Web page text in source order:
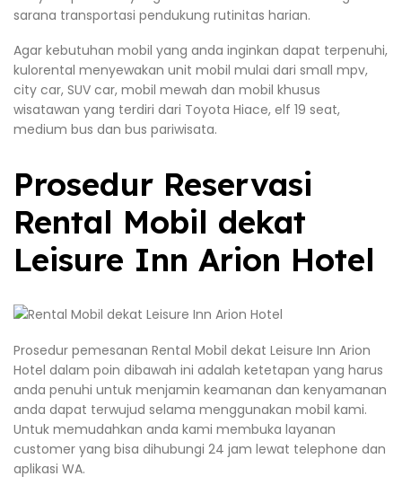
sarana transportasi pendukung rutinitas harian.
Agar kebutuhan mobil yang anda inginkan dapat terpenuhi,
kulorental menyewakan unit mobil mulai dari small mpv,
city car, SUV car, mobil mewah dan mobil khusus
wisatawan yang terdiri dari Toyota Hiace, elf 19 seat,
medium bus dan bus pariwisata.
Prosedur Reservasi
Rental Mobil dekat
Leisure Inn Arion Hotel
Prosedur pemesanan Rental Mobil dekat Leisure Inn Arion
Hotel dalam poin dibawah ini adalah ketetapan yang harus
anda penuhi untuk menjamin keamanan dan kenyamanan
anda dapat terwujud selama menggunakan mobil kami.
Untuk memudahkan anda kami membuka layanan
customer yang bisa dihubungi 24 jam lewat telephone dan
aplikasi WA.